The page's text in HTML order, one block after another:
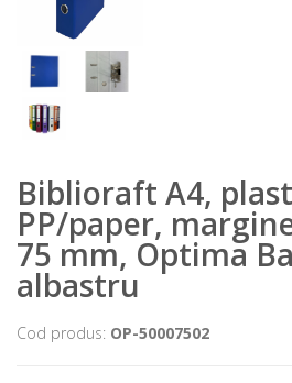
Biblioraft A4,
PP/paper,
75 mm, Optima
albastru
Cod produs: OP-50007502